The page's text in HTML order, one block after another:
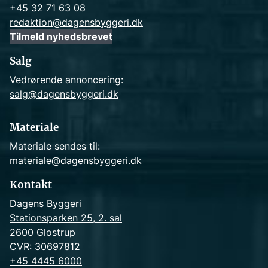
+45 32 71 63 08
redaktion@dagensbyggeri.dk
Tilmeld nyhedsbrevet
Salg
Vedrørende annoncering:
salg@dagensbyggeri.dk
Materiale
Materiale sendes til:
materiale@dagensbyggeri.dk
Kontakt
Dagens Byggeri
Stationsparken 25, 2. sal
2600 Glostrup
CVR: 30697812
+45 4445 6000